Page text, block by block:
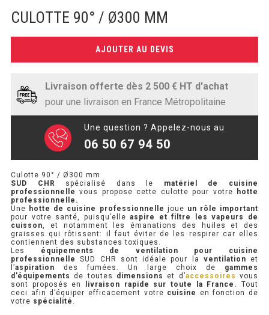
TABLE CONGÉLATEUR
SOUBASSEMENT RÉFRIGÉRÉ
TABLE DE PRÉPARATION
TABLE DE PRÉPARATION COMPACTE
TABLE DE PRÉPARATION 700 / 800
SALADETTE COMPACTE
SALADETTE COMPACTE VITRÉE
SALADETTE 800 VITRÉE
MEUBLE À PIZZA
CULOTTE 90° / Ø300 MM
AJOUTER AU DEVIS
Livraison offerte dès 2 500 € HT d'achat
pour une livraison en France Métropolitaine
Une question ? Appelez-nous au
06 50 67 94 50
Culotte 90° / Ø300 mm
SUD CHR
spécialisé dans le matériel de cuisine
professionnelle vous propose cette culotte pour votre
hotte
professionnelle.
Une hotte de cuisine professionnelle joue un rôle important
pour votre santé, puisqu’elleaspire et filtre les vapeurs de
cuisson, et notamment les émanations des huiles et des
graisses qui rôtissent: il faut éviter de les respirer car elles
contiennent des substances toxiques.
Les équipements de ventilation pour cuisine
professionnelle
SUD CHR sont idéale pour la ventilation et
l’aspiration des fumées. Un large choix de gammes
d’équipements
de toutes dimensions et d’accessoires vous
sont proposés en
livraison rapide sur toute la France.Tout
ceci afin d’équiper efficacement votre cuisine
en fonction de
votre spécialité .